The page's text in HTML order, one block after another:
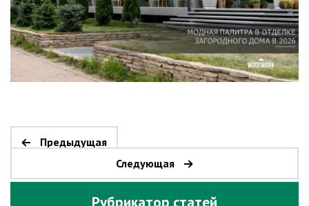
Предыдущая
Следующая
Рубрикатор статей